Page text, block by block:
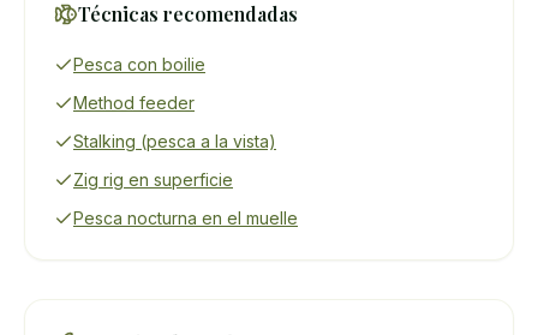
Técnicas recomendadas
Pesca con boilie
Method feeder
Stalking (pesca a la vista)
Zig rig en superficie
Pesca nocturna en el muelle